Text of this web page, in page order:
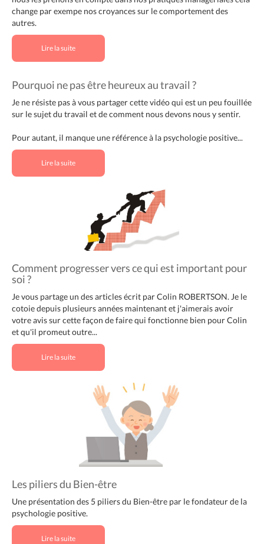
change par exempe nos croyances sur le comportement des
autres.
Lire la suite
Pourquoi ne pas être heureux au travail ?
Je ne résiste pas à vous partager cette vidéo qui est un peu fouillée
sur le sujet du travail et de comment nous devons nous y sentir.
Pour autant, il manque une référence à la psychologie positive...
Lire la suite
Comment progresser vers ce qui est important pour
soi ?
Je vous partage un des articles écrit par Colin ROBERTSON. Je le
cotoie depuis plusieurs années maintenant et j'aimerais avoir
votre avis sur cette façon de faire qui fonctionne bien pour Colin
et qu'il promeut outre...
Lire la suite
Les piliers du Bien-être
Une présentation des 5 piliers du Bien-être par le fondateur de la
psychologie positive.
Lire la suite